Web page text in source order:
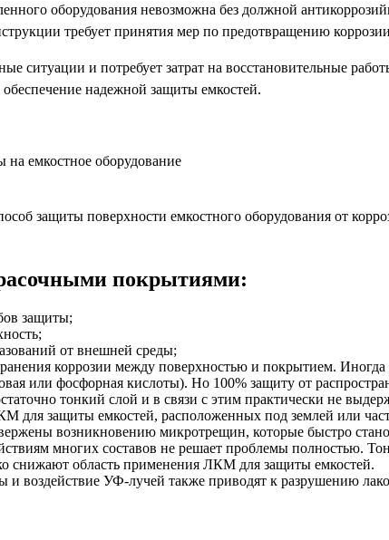
оборудования невозможна без должной
требует принятия мер по предотвращению
ситуации и потребует затрат на восстановительные
надежной защиты емкостей.
емкостное оборудование
защиты поверхности емкостного оборудования от
покрытиями:
защиты;
от внешней среды;
коррозии между поверхностью и покрытием.
или фосфорная кислоты). Но 100% защиту от
тонкий слой и в связи с этим практически не
для защиты емкостей, расположенных под землей или
возникновению микротрещин, которые быстро
многих составов не решает проблемы полностью.
снижают область применения ЛКМ для защиты емкостей.
и воздействие УФ-лучей также приводят к разрушению